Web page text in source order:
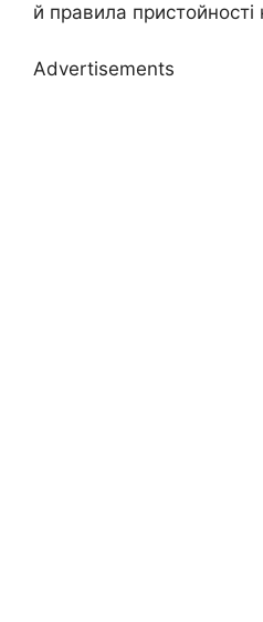
й правила пристойності
Advertisements